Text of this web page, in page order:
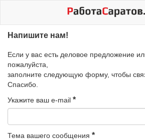
Напишите нам!
Если у вас есть деловое предложение
пожалуйста,
заполните следующую форму, чтобы
Спасибо.
Укажите ваш e-mail
Тема вашего сообщения